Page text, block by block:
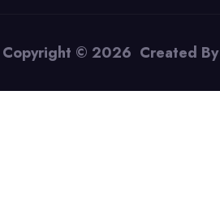
Copyright © 2026 Created By